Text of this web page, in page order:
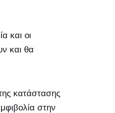
και οι
και θα
κατάστασης
στην